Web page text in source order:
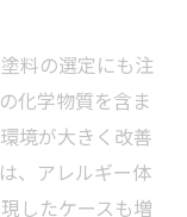
心地よい暮ら
と調和した空
料の選定にも注
化学物質を含ま
境が大きく改善
、アレルギー体
したケースも増